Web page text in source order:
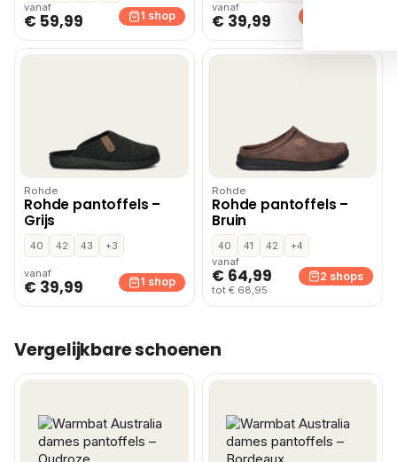
vanaf
€ 59,99 1 shop
vanaf
€ 39,99
Rohde
Rohde pantoffels –
Grijs
40 42 43 +3
vanaf
€ 39,99 1 shop
Rohde
Rohde pantoffels –
Bruin
40 41 42
+4
vanaf
€ 64,99
tot € 68,95
2 shops
Vergelijkbare schoenen